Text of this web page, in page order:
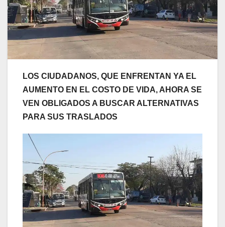
LOS CIUDADANOS, QUE ENFRENTAN YA EL
AUMENTO EN EL COSTO DE VIDA, AHORA SE
VEN OBLIGADOS A BUSCAR ALTERNATIVAS
PARA SUS TRASLADOS